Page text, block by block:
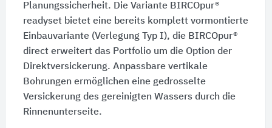
Planungssicherheit. Die Variante BIRCOpur®
readyset bietet eine bereits komplett vormontierte
Einbauvariante (Verlegung Typ I), die BIRCOpur®
direct erweitert das Portfolio um die Option der
Direktversickerung. Anpassbare vertikale
Bohrungen ermöglichen eine gedrosselte
Versickerung des gereinigten Wassers durch die
Rinnenunterseite.